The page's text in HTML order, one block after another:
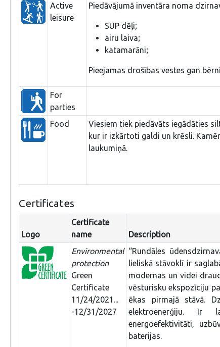
Active
leisure
Piedāvājumā inventāra noma
SUP dēļi;
airu laiva;
katamarāni;
Pieejamas drošības vestes gan
For
parties
Food
Viesiem tiek piedāvāts iegādāties
kur ir izkārtoti galdi un krēsli.
laukumiņā.
Certificates
Logo
Certificate
name
Description
Environmental
protection
Green
Certificate
11/24/2021...
-12/31/2027
“Rundāles
lieliskā stāvoklī ir
modernas un videi
vēsturisku ekspozīciju
ēkas pirmajā stāvā.
elektroenerģiju. Ir
energoefektivitāti,
baterijas.